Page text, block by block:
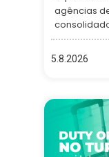
agências
5.8.2026